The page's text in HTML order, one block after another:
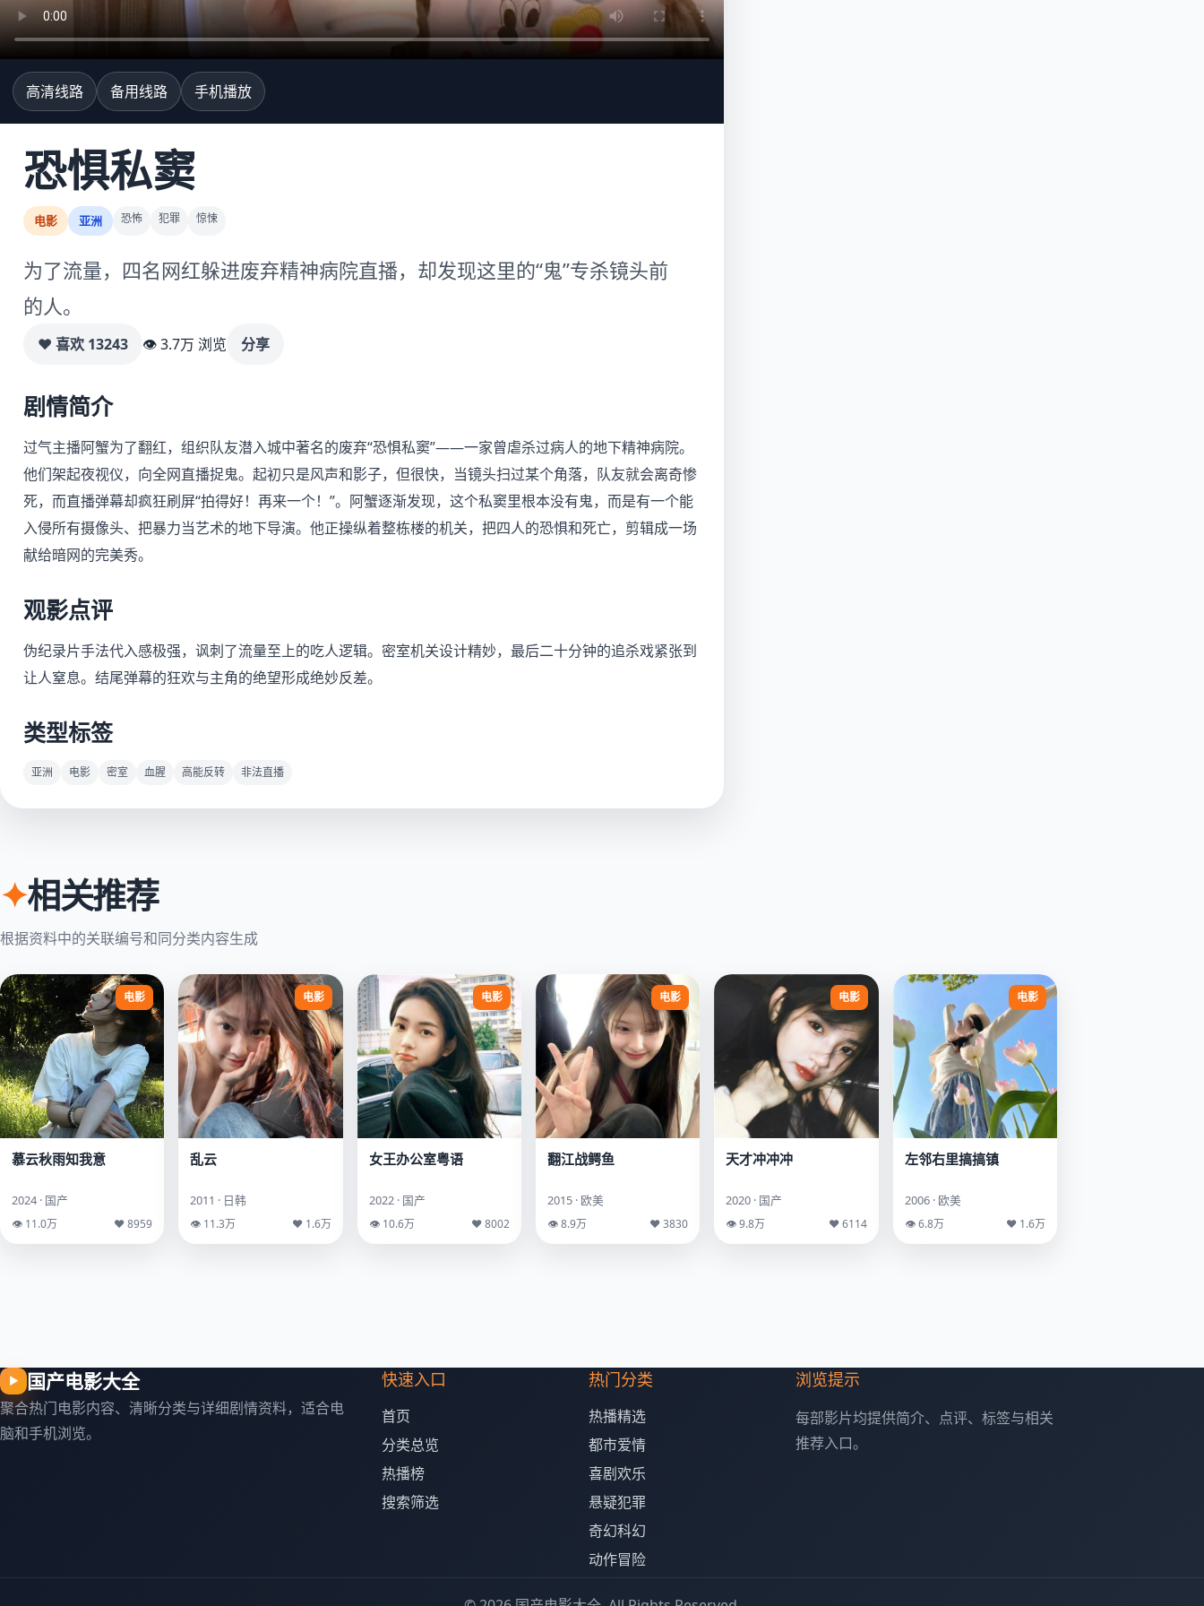
高清线路 备用线路 手机播放
恐惧私窦
电影 亚洲 恐怖 犯罪 惊悚
为了流量，四名网红躲进废弃精神病院直播，却发现这里的“鬼”专杀镜头前
的人。
♥ 喜欢 13243 👁 3.7万 浏览 分享
剧情简介
过气主播阿蟹为了翻红，组织队友潜入城中著名的废弃“恐惧私窦”——一家曾虐杀过病人的地下精神病院。
他们架起夜视仪，向全网直播捉鬼。起初只是风声和影子，但很快，当镜头扫过某个角落，队友就会离奇惨
死，而直播弹幕却疯狂刷屏“拍得好！再来一个！”。阿蟹逐渐发现，这个私窦里根本没有鬼，而是有一个能
入侵所有摄像头、把暴力当艺术的地下导演。他正操纵着整栋楼的机关，把四人的恐惧和死亡，剪辑成一场
献给暗网的完美秀。
观影点评
伪纪录片手法代入感极强，讽刺了流量至上的吃人逻辑。密室机关设计精妙，最后二十分钟的追杀戏紧张到
让人窒息。结尾弹幕的狂欢与主角的绝望形成绝妙反差。
类型标签
亚洲 电影 密室 血腥 高能反转 非法直播
✦相关推荐
根据资料中的关联编号和同分类内容生成
电影
慕云秋雨知我意
2024 · 国产
👁 11.0万 ♥ 8959
电影
乱云
2011 · 日韩
👁 11.3万 ♥ 1.6万
电影
女王办公室粤语
2022 · 国产
👁 10.6万 ♥ 8002
电影
翻江战鳄鱼
2015 · 欧美
👁 8.9万 ♥ 3830
电影
天才冲冲冲
2020 · 国产
👁 9.8万 ♥ 6114
电影
左邻右里搞搞镇
2006 · 欧美
👁 6.8万 ♥ 1.6万
▶ 国产电影大全
聚合热门电影内容、清晰分类与详细剧情资料，适合电
脑和手机浏览。
快速入口
首页
分类总览
热播榜
搜索筛选
热门分类
热播精选
都市爱情
喜剧欢乐
悬疑犯罪
奇幻科幻
动作冒险
浏览提示
每部影片均提供简介、点评、标签与相关
推荐入口。